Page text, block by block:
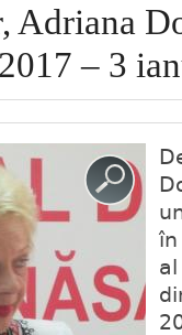
Adriana
– 3
în